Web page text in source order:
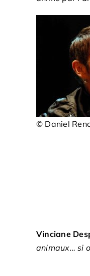
© Daniel
Vinciane
animaux… si